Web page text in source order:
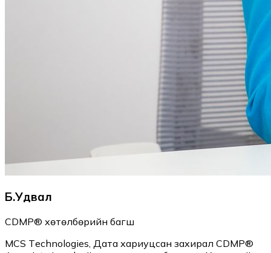
Б.Удвал
CDMP® хөтөлбөрийн багш
MCS Тechnologies, Дата хариуцсан захирал CDMP®